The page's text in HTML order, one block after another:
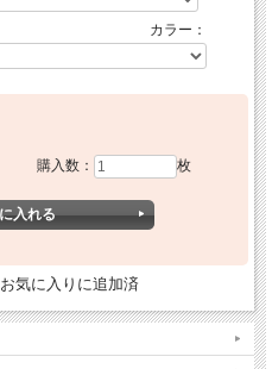
カラー：
購入数： 枚
お気に入りに追加済